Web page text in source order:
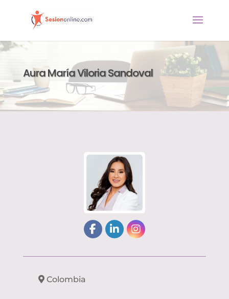
Aura María Viloria Sandoval
Colombia